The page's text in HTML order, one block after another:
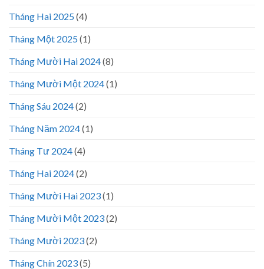
Tháng Hai 2025(4)
Tháng Một 2025(1)
Tháng Mười Hai 2024(8)
Tháng Mười Một 2024(1)
Tháng Sáu 2024(2)
Tháng Năm 2024(1)
Tháng Tư 2024(4)
Tháng Hai 2024(2)
Tháng Mười Hai 2023(1)
Tháng Mười Một 2023(2)
Tháng Mười 2023(2)
Tháng Chín 2023(5)